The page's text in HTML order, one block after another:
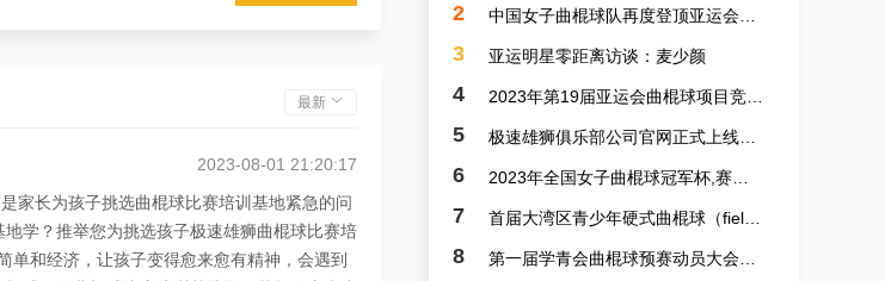
最新
2023-08-01 21:20:17
家长为孩子挑选曲棍球比赛培训基地紧急的问
学？推举您为挑选孩子极速雄狮曲棍球比赛培
和经济，让孩子变得愈来愈有精神，会遇到
2
3 亚运明星零距离访谈：麦少颜
4
5
6
7
8